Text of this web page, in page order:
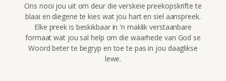
Ons nooi jou uit om deur die verskeie preekopskrifte te
blaai en diegene te kies wat jou hart en siel aanspreek.
Elke preek is beskikbaar in 'n maklik verstaanbare
formaat wat jou sal help om die waarhede van God se
Woord beter te begryp en toe te pas in jou daaglikse
lewe.